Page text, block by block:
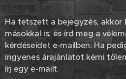
Ha tetszett a bejegyzés, akkor
másokkal is, és írd meg a
kérdéseidet e-mailben. Ha
ingyenes árajánlatot kérni
írj egy e-mailt.